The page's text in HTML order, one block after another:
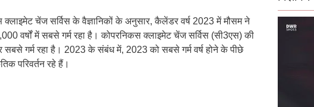
चेंज सर्विस के वैज्ञानिकों के अनुसार, कैलेंडर वर्ष 2023 में मौसम ने
वर्षों में सबसे गर्म रहा है। कोपरनिकस क्लाइमेट चेंज सर्विस (सी3एस) की
सबसे गर्म रहा है। 2023 के संबंध में, 2023 को सबसे गर्म वर्ष होने के पीछे
परिवर्तन रहे हैं।